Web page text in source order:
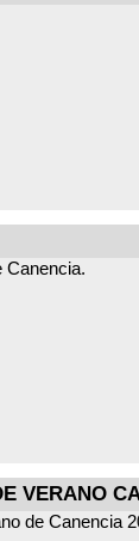
Canencia.
VERANO
de Canencia